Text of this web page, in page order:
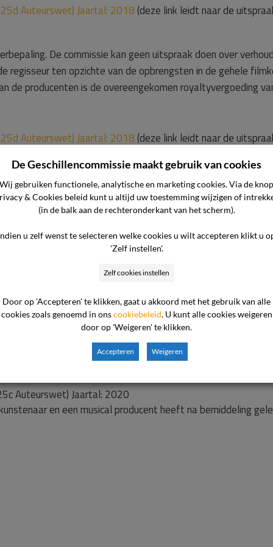
Auteurswet) Jaartal: 2018(deze link leidt naar de
De commissie kan geen uitspraak doen over
regisseur ten opzichte van de opbrengsten in de gehele
de producenten is de overeengekomen royaltyvergoeding
Auteurswet) Jaartal: 2018(deze link leidt naar de
De commissie kan geen uitspraak doen over
van de scenarioschrijfster ten opzichte van de
opbrengst van de producenten is de overeengekomen
deze opbrengst ernstig onevenredig.
Auteurswet) Jaartal: 2019
en wetenschappelijke informatie heeft na bemiddeling
Auteurswet) Jaartal: 2020
en een musical producent heeft na bemiddeling
De Geschillencommissie maakt gebruik van cookies
Wij gebruiken functionele, analytische en marketing cookies. Via de knop
& Cookies beleid kunt u altijd uw toestemming wijzigen of
(in de balk aan de rechteronderkant van het scherm).
u zelf wenst te selecteren welke cookies u wilt accepteren klikt u
'Zelf instellen'.
Zelf cookies instellen
Door op 'Accepteren' te klikken, gaat u akkoord met het gebruik van alle
cookies zoals genoemd in onscookiebeleid. U kunt alle cookies weigeren
door op 'Weigeren' te klikken.
Accepteren Weigeren